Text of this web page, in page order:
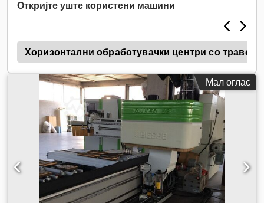
Откријте уште користени машини
Хоризонтални обработувачки центри со
Мал оглас